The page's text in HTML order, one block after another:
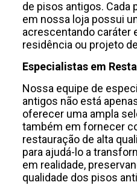
de pisos antigos. Cada
em nossa loja possui
acrescentando caráter
residência ou projeto
Especialistas em
Nossa equipe de
antigos não está
oferecer uma ampla
também em fornecer
restauração de alta
para ajudá-lo a
em realidade,
qualidade dos pisos